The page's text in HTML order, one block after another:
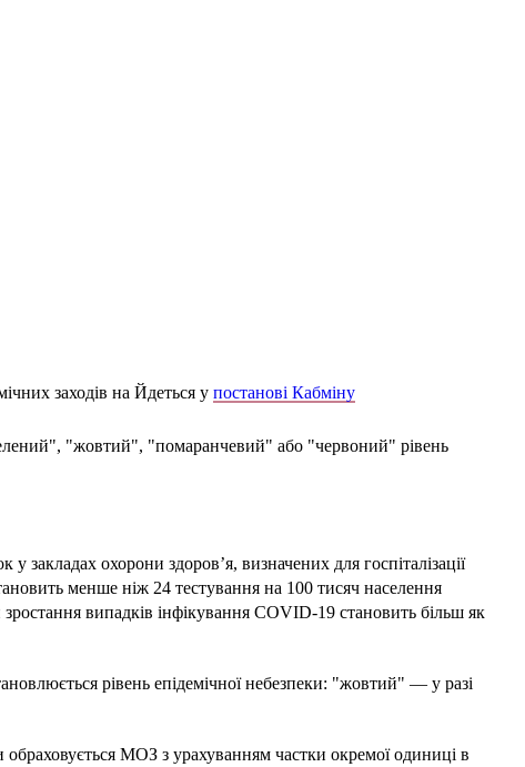
заходів на Йдеться у постанові Кабміну
"жовтий", "помаранчевий" або "червоний" рівень
охорони здоров’я, визначених для госпіталізації
менше ніж 24 тестування на 100 тисяч населення
випадків інфікування COVID-19 становить більш як
рівень епідемічної небезпеки: "жовтий" — у разі
обраховується МОЗ з урахуванням частки окремої одиниці в